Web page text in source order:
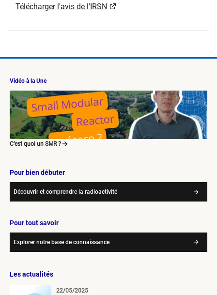
Télécharger l'avis de l'IRSN
Vidéo à la Une
C’est quoi un SMR ?
Pour bien débuter
Découvrir et comprendre la radioactivité
Pour tout savoir
Explorer notre base de connaissance
Les actualités
22/05/2025